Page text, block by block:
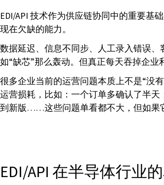
EDI/API 技术作为供应链协同中的重要基
现在欠缺的能力。
数据延迟、信息不同步、人工录入错误
如“缺芯”那么轰动。但真正每天吞掉企
很多企业当前的运营问题本质上不是“没
运营损耗，比如：一个订单多确认了半天
到新版……这些问题单看都不大，但如果
EDI/API 在半导体行业